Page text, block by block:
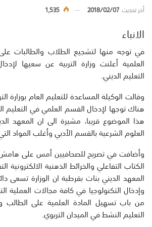
أخر تحديث2018/02/07
1,535
الانباء
في توجه منها لتشجيع الطلاب والطالبات
العلمية أعلنت وزارة التربية عن سعيها
التعليم الديني.
وقالت الوكيلة المساعدة للتعليم العام بوزارة
هناك توجها لإدخال القسم العلمي في التعليم
هذا الموضوع قريبا، مشيرة الى ان المعهد
العلوم الشرعية بالقسم الأدبي وأغلب المواد
وأضافت في تصريح للصحافيين أمس على
الكتاب التفاعلي والخرائط الذهنية الالكترونية
المعهد الديني بنات بقرطبة ان الوزارة تسعى
وإدخال التكنولوجيا في كافة مجالات العملية
من باب تسهيل المادة العلمية على الطالب
التعليم النشط في الميدان التربوي.